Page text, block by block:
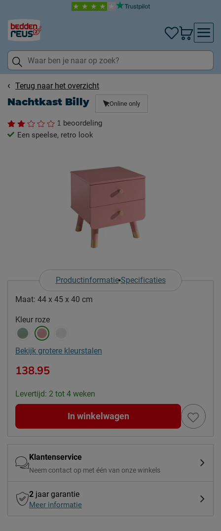
Terug naar het overzicht
Nachtkast Billy Online only
1 beoordeling
Een speelse, retro look
Productinformatie Specificaties
Maat: 44 x 45 x 40 cm
Kleur roze
Bekijk grotere kleurstalen
138.95
Levertijd: 2 tot 4 weken
In winkelwagen
Klantenservice
Neem contact op met één van onze winkels
2 jaar garantie
Meer informatie